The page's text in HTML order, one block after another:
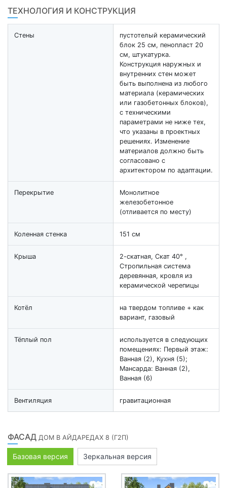
ТЕХНОЛОГИЯ И КОНСТРУКЦИЯ
Стены
пустотелый керамический
блок 25 см, пенопласт 20
см, штукатурка.
Конструкция наружных и
внутренних стен может
быть выполнена из любого
материала (керамических
или газобетонных блоков),
с техническими
параметрами не ниже тех,
что указаны в проектных
решениях. Изменение
материалов должно быть
согласовано с
архитектором по адаптации.
Перекрытие
Монолитное
железобетонное
(отливается по месту)
Коленная стенка 151 см
Крыша
2-скатная, Скат 40° ,
Стропильная система
деревянная, кровля из
керамической черепицы
Котёл
на твердом топливе + как
вариант, газовый
Тёплый пол
используется в следующих
помещениях: Первый этаж:
Ванная (2), Кухня (5);
Мансарда: Ванная (2),
Ванная (6)
Вентиляция гравитационная
ФАСАД ДОМ В АЙДАРЕДАХ 8 (Г2П)
Базовая версия Зеркальная версия